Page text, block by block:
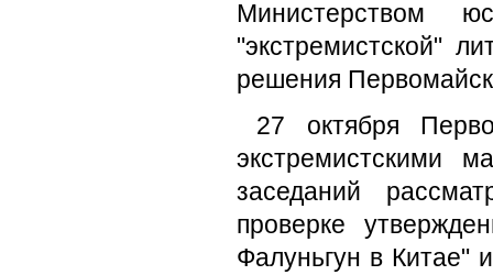
Министерством
"экстремистской"
решения
27 октября
экстремистскими
заседаний
проверке
Фалуньгун в